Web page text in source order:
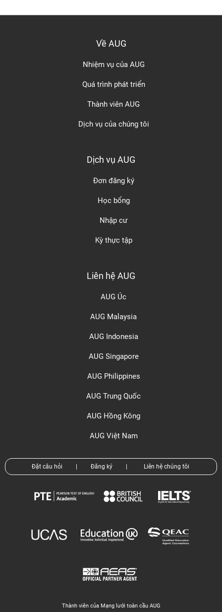
Về AUG
Nhiệm vụ của AUG
Quá trình phát triển
Thành viên AUG
Dịch vụ của chúng tôi
Dịch vụ AUG
Đơn đăng ký
Học bổng
Nhập cư
Kỳ thực tập
Liên hệ AUG
AUG Úc
AUG Malaysia
AUG Indonesia
AUG Singapore
AUG Philippines
AUG Trung Quốc
AUG Hồng Kông
AUG Việt Nam
Đặt câu hỏi Đăng ký Liên hệ chúng tôi
Thành viên của Mạng lưới toàn cầu AUG